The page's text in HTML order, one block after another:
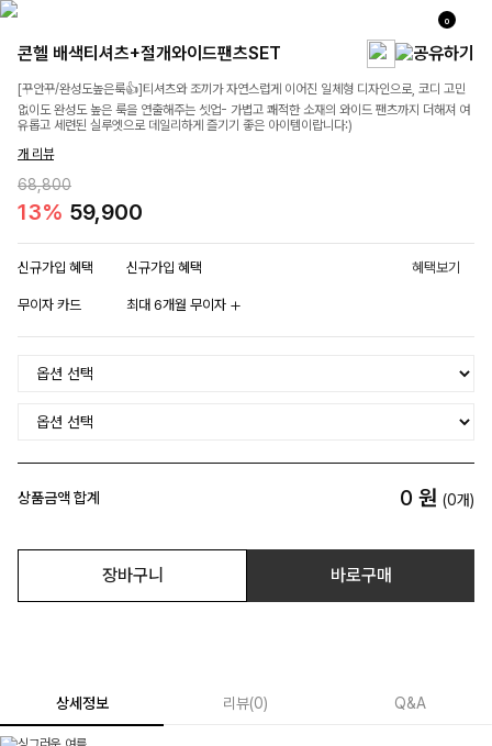
0
콘헬 배색티셔츠+절개와이드팬츠SET
[꾸안꾸/완성도높은룩👍]티셔츠와 조끼가 자연스럽게 이어진 일체형 디자인으로, 코디 고민
없이도 완성도 높은 룩을 연출해주는 셋업- 가볍고 쾌적한 소재의 와이드 팬츠까지 더해져 여
유롭고 세련된 실루엣으로 데일리하게 즐기기 좋은 아이템이랍니다:)
개 리뷰
68,800
13% 59,900
신규가입 혜택 신규가입 혜택 혜택보기
무이자 카드 최대 6개월 무이자
상품금액 합계 0 원 (0개)
장바구니 바로구매
상세정보 리뷰(0) Q&A